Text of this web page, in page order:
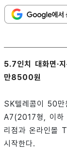
5.7인치 대화면·
만8500원
SK텔레콤이 50만
A7(2017형, 이하
리점과 온라인몰
시작한다.